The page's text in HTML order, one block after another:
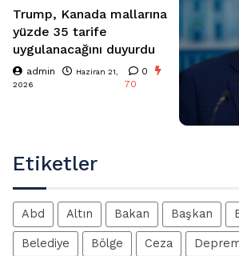
Trump, Kanada mallarına
yüzde 35 tarife
uygulanacağını duyurdu
admin
Haziran 21,
2026
0
70
Etiketler
Abd Altın Bakan Başkan
Belediye Bölge Ceza